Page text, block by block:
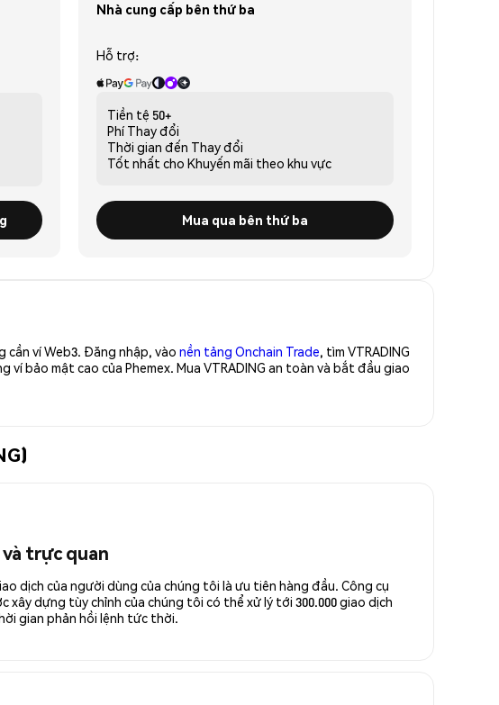
Nhà cung cấp bên thứ ba
Hỗ trợ:
Tiền tệ 50+
Phí Thay đổi
Thời gian đến Thay đổi
Tốt nhất cho Khuyến mãi theo khu vực
Mua qua bên thứ ba
cần ví Web3. Đăng nhập, vào nền tảng Onchain Trade, tìm VTRADING
bảo mật cao của Phemex. Mua VTRADING an toàn và bắt đầu giao
trực quan
dịch của người dùng của chúng tôi là ưu tiên hàng đầu. Công cụ
xây dựng tùy chỉnh của chúng tôi có thể xử lý tới 300.000 giao dịch
gian phản hồi lệnh tức thời.